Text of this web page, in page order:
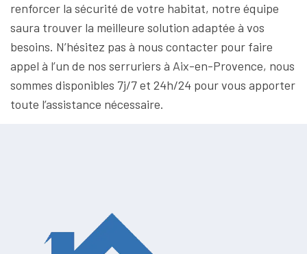
renforcer la sécurité de votre habitat, notre équipe
saura trouver la meilleure solution adaptée à vos
besoins. N’hésitez pas à nous contacter pour faire
appel à l’un de nos serruriers à Aix-en-Provence, nous
sommes disponibles 7j/7 et 24h/24 pour vous apporter
toute l’assistance nécessaire.